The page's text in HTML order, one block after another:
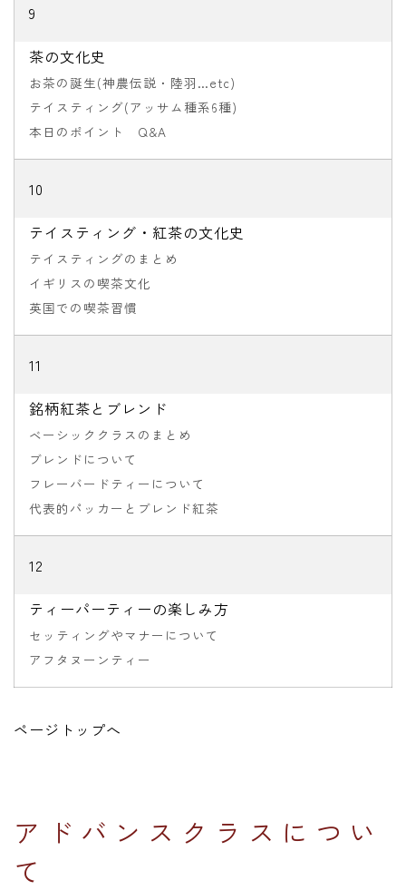
9
茶の文化史
お茶の誕生(神農伝説・陸羽…etc)
テイスティング(アッサム種系6種)
本日のポイント Q&A
10
テイスティング・紅茶の文化史
テイスティングのまとめ
イギリスの喫茶文化
英国での喫茶習慣
11
銘柄紅茶とブレンド
ベーシッククラスのまとめ
ブレンドについて
フレーバードティーについて
代表的パッカーとブレンド紅茶
12
ティーパーティーの楽しみ方
セッティングやマナーについて
アフタヌーンティー
ページトップへ
アドバンスクラスについ
て